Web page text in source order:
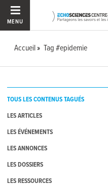
MENU
Accueil Tag #epidemie
TOUS LES CONTENUS TAGUÉS
LES ARTICLES
LES ÉVÉNEMENTS
LES ANNONCES
LES DOSSIERS
LES RESSOURCES